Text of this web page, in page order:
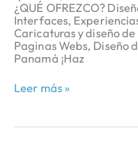
¿QUÉ OFREZCO?
Interfaces,
Caricaturas y diseño
Paginas Webs, Diseño
Panamá ¡Haz
Leer más »